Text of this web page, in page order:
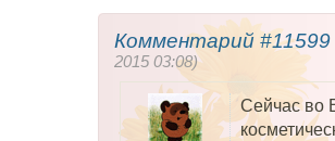
Комментарий
2015 03:08)
Сейчас во